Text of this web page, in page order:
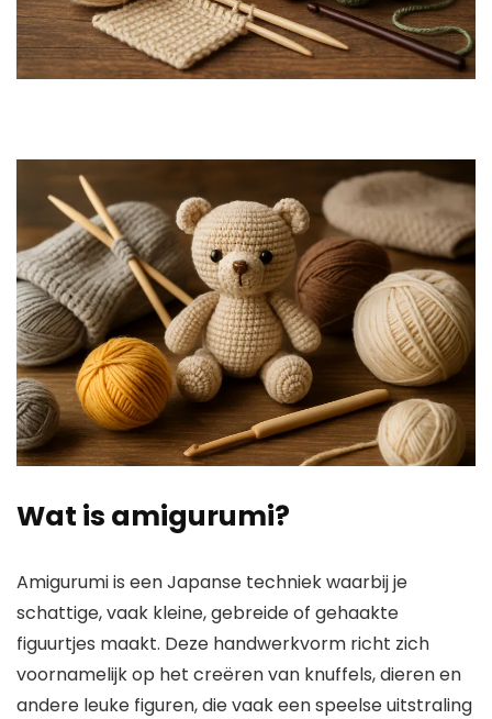
Wat is amigurumi?
Amigurumi is een Japanse techniek waarbij je
schattige, vaak kleine, gebreide of gehaakte
figuurtjes maakt. Deze handwerkvorm richt zich
voornamelijk op het creëren van knuffels, dieren en
andere leuke figuren, die vaak een speelse uitstraling